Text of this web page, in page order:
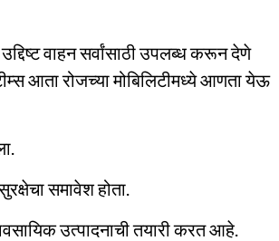
वाहन सर्वांसाठी उपलब्ध करून देणे
आता रोजच्या मोबिलिटीमध्ये आणता येऊ
समावेश होता.
उत्पादनाची तयारी करत आहे.